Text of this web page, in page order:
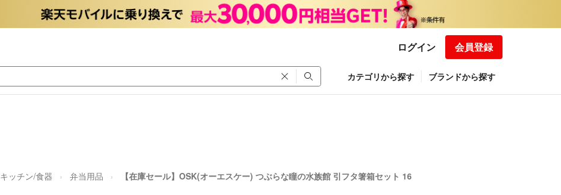
ログイン 会員登録
カテゴリから探す ブランドから探す
キッチン/食器 弁当用品 【在庫セール】OSK(オーエスケー) つぶらな瞳の水族館 引フタ箸箱セット 16